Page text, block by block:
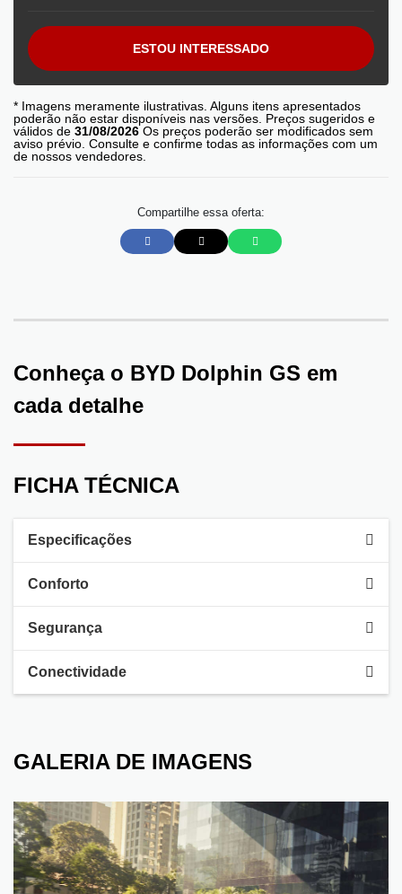
ESTOU INTERESSADO
* Imagens meramente ilustrativas. Alguns itens apresentados
poderão não estar disponíveis nas versões. Preços sugeridos e
válidos de 31/08/2026 Os preços poderão ser modificados sem
aviso prévio. Consulte e confirme todas as informações com um
de nossos vendedores.
Compartilhe essa oferta:
Conheça o BYD Dolphin GS em
cada detalhe
FICHA TÉCNICA
Especificações
Conforto
Segurança
Conectividade
GALERIA DE IMAGENS